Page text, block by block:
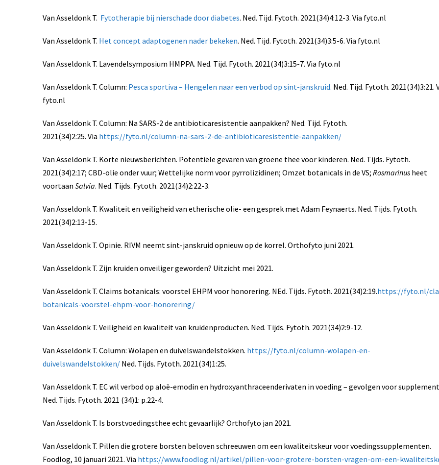
Van Asseldonk T. Fytotherapie bij nierschade door diabetes. Ned. Tijd. Fytoth. 2021(34)4:12-3. Via fyto.nl
Van Asseldonk T. Het concept adaptogenen nader bekeken. Ned. Tijd. Fytoth. 2021(34)3:5-6. Via fyto.nl
Van Asseldonk T. Lavendelsymposium HMPPA. Ned. Tijd. Fytoth. 2021(34)3:15-7. Via fyto.nl
Van Asseldonk T. Column: Pesca sportiva – Hengelen naar een verbod op sint-janskruid. Ned. Tijd. Fytoth. 2021(34)3:21.
fyto.nl
Van Asseldonk T. Column: Na SARS-2 de antibioticaresistentie aanpakken? Ned. Tijd. Fytoth.
2021(34)2:25. Via https://fyto.nl/column-na-sars-2-de-antibioticaresistentie-aanpakken/
Van Asseldonk T. Korte nieuwsberichten. Potentiële gevaren van groene thee voor kinderen. Ned. Tijds. Fytoth.
2021(34)2:17; CBD-olie onder vuur; Wettelijke norm voor pyrrolizidinen; Omzet botanicals in de VS; Rosmarinus heet
voortaan Salvia. Ned. Tijds. Fytoth. 2021(34)2:22-3.
Van Asseldonk T. Kwaliteit en veiligheid van etherische olie- een gesprek met Adam Feynaerts. Ned. Tijds. Fytoth.
2021(34)2:13-15.
Van Asseldonk T. Opinie. RIVM neemt sint-janskruid opnieuw op de korrel. Orthofyto juni 2021.
Van Asseldonk T. Zijn kruiden onveiliger geworden? Uitzicht mei 2021.
Van Asseldonk T. Claims botanicals: voorstel EHPM voor honorering. NEd. Tijds. Fytoth. 2021(34)2:19.https://fyto.nl/
botanicals-voorstel-ehpm-voor-honorering/
Van Asseldonk T. Veiligheid en kwaliteit van kruidenproducten. Ned. Tijds. Fytoth. 2021(34)2:9-12.
Van Asseldonk T. Column: Wolapen en duivelswandelstokken. https://fyto.nl/column-wolapen-en-
duivelswandelstokken/ Ned. Tijds. Fytoth. 2021(34)1:25.
Van Asseldonk T. EC wil verbod op aloë-emodin en hydroxyanthraceenderivaten in voeding – gevolgen voor
Ned. Tijds. Fytoth. 2021 (34)1: p.22-4.
Van Asseldonk T. Is borstvoedingsthee echt gevaarlijk? Orthofyto jan 2021.
Van Asseldonk T. Pillen die grotere borsten beloven schreeuwen om een kwaliteitskeur voor voedingssupplementen.
Foodlog, 10 januari 2021. Via https://www.foodlog.nl/artikel/pillen-voor-grotere-borsten-vragen-om-een-